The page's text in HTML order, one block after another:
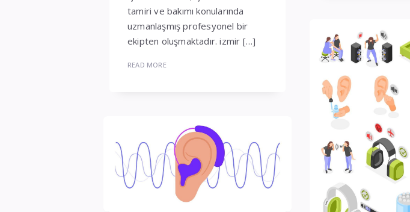
tamiri ve bakımı konularında
uzmanlaşmış profesyonel bir
ekipten oluşmaktadır. izmir […]
READ MORE